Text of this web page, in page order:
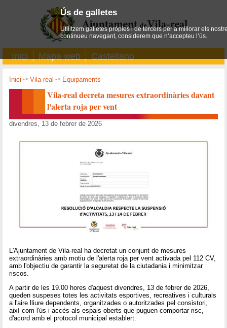
Inici Mapa web Castellano
Inici ->Vila-real -> Equipaments
Vila-real decreta mesures extraordinàries davant
l'alerta roja per vent
divendres, 13 de febrer de 2026
L'Ajuntament de Vila-real ha decretat un conjunt de mesures
extraordinàries amb motiu de l'alerta roja per vent activada pel 112 CV,
amb l'objectiu de garantir la seguretat de la ciutadania i minimitzar
riscos.
A partir de les 19.00 hores d'aquest divendres, 13 de febrer de 2026,
queden suspeses totes les activitats esportives, recreatives i culturals
a l'aire lliure dependents, organitzades o autoritzades pel consistori,
així com l'ús i accés als espais oberts que puguen comportar risc,
d'acord amb el protocol municipal establert.
Ús de galletes
Utilitzem galletes pròpies i de tercers per a millorar els
continueu navegant, considerem que n’accepteu l’ús.